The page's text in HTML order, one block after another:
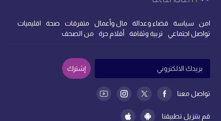
امن سياسة قضاء وعدالة مال وأعمال متفرقات صحة
اقليميات
تواصل اجتماعي
تربية وثقافة أقلام حرة من الصحف
قم بتنزيل تطبيقنا
تواصل معنا
إشترك